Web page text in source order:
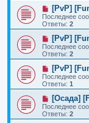
[PvP]
Последнее
Ответы: 2
[PvP]
Последнее
Ответы: 2
[PvP]
Последнее
Ответы: 1
[Осада]
Последнее
Ответы: 2